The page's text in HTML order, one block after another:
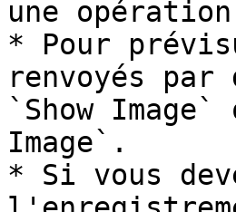
une
* Pour
renvoyés
`Show
Image`.
* Si vous